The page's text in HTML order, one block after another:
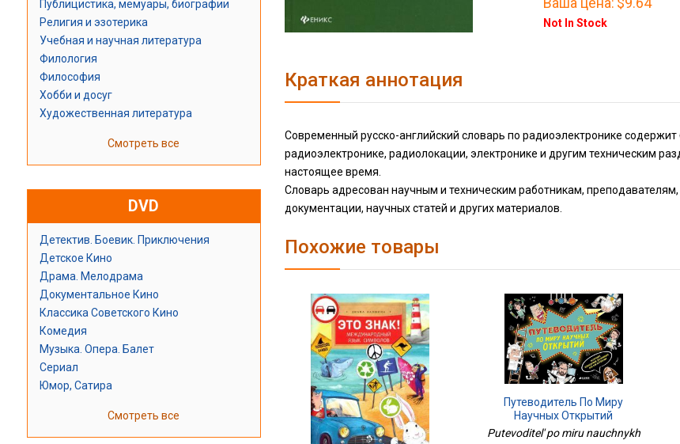
Публицистика, мемуары, биографии
Религия и эзотерика
Учебная и научная литература
Филология
Философия
Хобби и досуг
Художественная литература
Смотреть все
DVD
Детектив. Боевик. Приключения
Детское Кино
Драма. Мелодрама
Документальное Кино
Классика Советского Кино
Комедия
Музыка. Опера. Балет
Сериал
Юмор, Сатира
Смотреть все
Not In Stock
Краткая аннотация
Современный русско-английский словарь по радиоэлектронике
радиоэлектронике, радиолокации, электронике и другим техническим
настоящее время.
Словарь адресован научным и техническим работникам,
документации, научных статей и других материалов.
Похожие товары
Путеводитель По Миру
Научных Открытий
Putevoditel' po miru nauchnykh